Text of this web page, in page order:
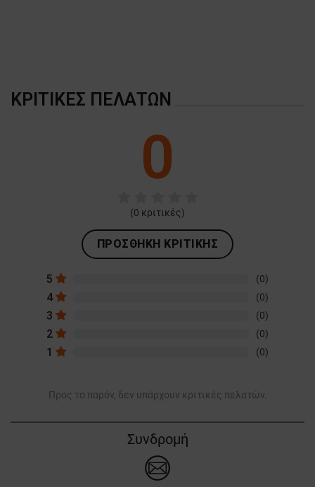
ΚΡΙΤΙΚΈΣ ΠΕΛΑΤΏΝ
0
(0 κριτικές)
ΠΡΟΣΘΉΚΗ ΚΡΙΤΙΚΉΣ
5 (0)
4 (0)
3 (0)
2 (0)
1 (0)
Προς το παρόν, δεν υπάρχουν κριτικές πελατών.
Συνδρομή